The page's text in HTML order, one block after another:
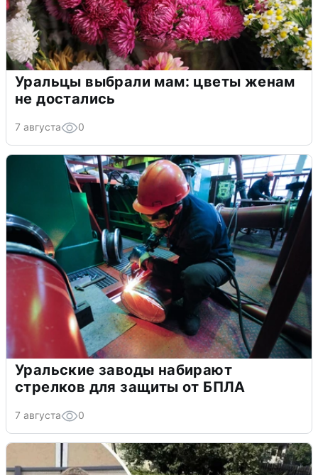
Уральцы выбрали мам: цветы женам
не достались
7 августа 0
Уральские заводы набирают
стрелков для защиты от БПЛА
7 августа 0